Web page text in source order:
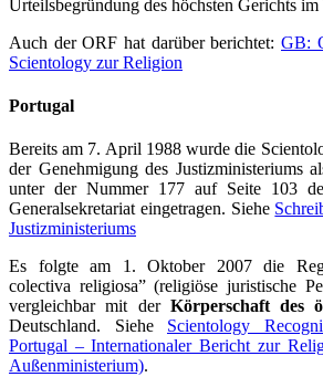
Urteilsbegründung des höchsten Gerichts
Auch der ORF hat darüber berichtet: GB:
Scientology zur Religion
Portugal
Bereits am 7. April 1988 wurde die
der Genehmigung des Justizministeriums
unter der Nummer 177 auf Seite 103
Generalsekretariat eingetragen. Siehe
Justizministeriums
Es folgte am 1. Oktober 2007 die
colectiva religiosa” (religiöse juristische
vergleichbar mit der Körperschaft des
Deutschland. Siehe Scientology
Portugal – Internationaler Bericht zur
Außenministerium).